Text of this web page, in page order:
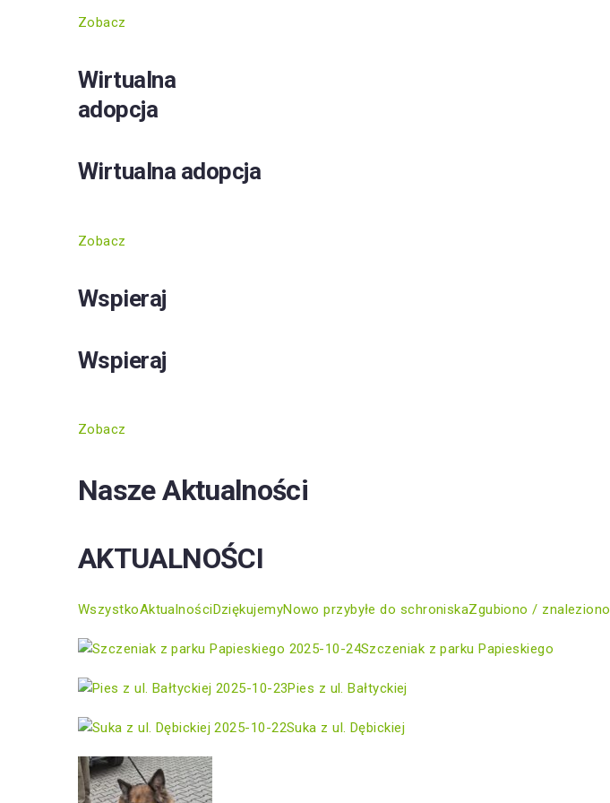
Zobacz
Wirtualna
adopcja
Wirtualna adopcja
Zobacz
Wspieraj
Wspieraj
Zobacz
Nasze Aktualności
AKTUALNOŚCI
WszystkoAktualnościDziękujemyNowo przybyłe do schroniskaZgubiono / znaleziono
2025-10-24Szczeniak z parku Papieskiego
2025-10-23Pies z ul. Bałtyckiej
2025-10-22Suka z ul. Dębickiej